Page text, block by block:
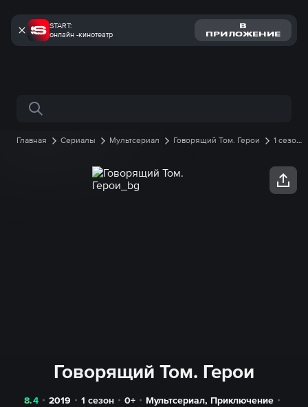
START:
онлайн -кинотеатр
В
ПРИЛОЖЕНИЕ
Поиск по сайту
Главная Сериалы Мультсериал Говорящий Том. Герои
1 сезон
Говорящий Том. Герои
8.4 2019 1 сезон 0+ Мультсериал, Приключение